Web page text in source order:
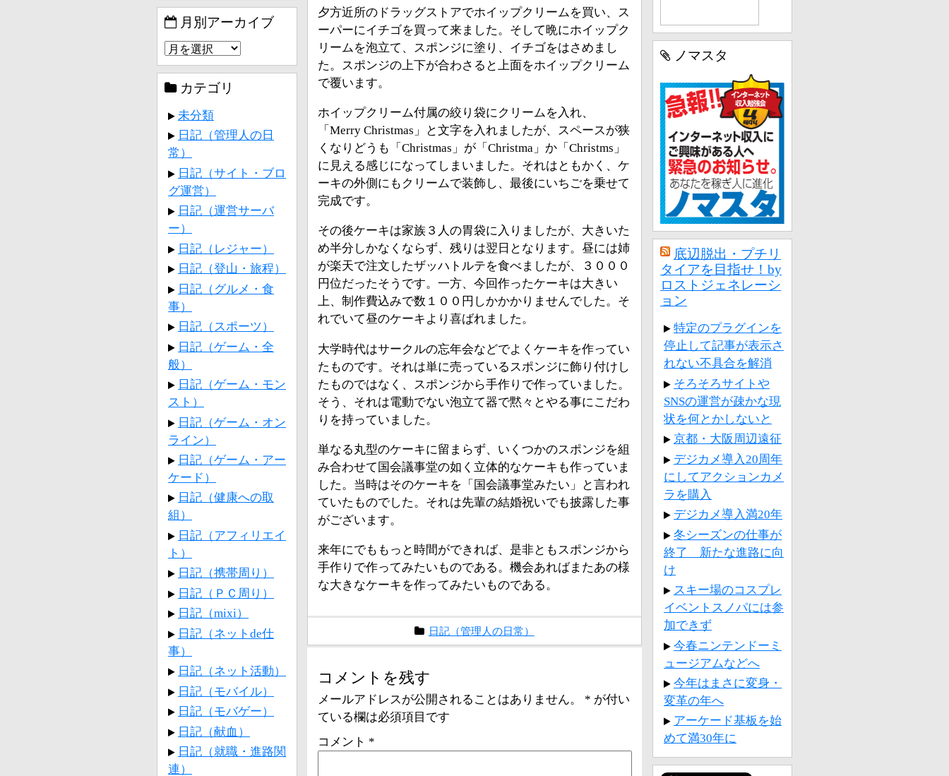
夕方近所のドラッグストアでホイップクリームを買い、ス
ーパーにイチゴを買って来ました。そして晩にホイップク
リームを泡立て、スポンジに塗り、イチゴをはさめまし
た。スポンジの上下が合わさると上面をホイップクリーム
で覆います。
ホイップクリーム付属の絞り袋にクリームを入れ、
「Merry Christmas」と文字を入れましたが、スペースが狭
くなりどうも「Christmas」が「Christma」か「Christms」
に見える感じになってしまいました。それはともかく、ケ
ーキの外側にもクリームで装飾し、最後にいちごを乗せて
完成です。
その後ケーキは家族３人の胃袋に入りましたが、大きいた
め半分しかなくならず、残りは翌日となります。昼には姉
が楽天で注文したザッハトルテを食べましたが、３０００
円位だったそうです。一方、今回作ったケーキは大きい
上、制作費込みで数１００円しかかかりませんでした。そ
れでいて昼のケーキより喜ばれました。
大学時代はサークルの忘年会などでよくケーキを作ってい
たものです。それは単に売っているスポンジに飾り付けし
たものではなく、スポンジから手作りで作っていました。
そう、それは電動でない泡立て器で黙々とやる事にこだわ
りを持っていました。
単なる丸型のケーキに留まらず、いくつかのスポンジを組
み合わせて国会議事堂の如く立体的なケーキも作っていま
した。当時はそのケーキを「国会議事堂みたい」と言われ
ていたものでした。それは先輩の結婚祝いでも披露した事
がございます。
来年にでももっと時間ができれば、是非ともスポンジから
手作りで作ってみたいものである。機会あればまたあの様
な大きなケーキを作ってみたいものである。
日記（管理人の日常）
コメントを残す
メールアドレスが公開されることはありません。 * が付い
ている欄は必須項目です
コメント *
月別アーカイブ
カテゴリ
未分類
日記（管理人の日
常）
日記（サイト・ブロ
グ運営）
日記（運営サーバ
ー）
日記（レジャー）
日記（登山・旅程）
日記（グルメ・食
事）
日記（スポーツ）
日記（ゲーム・全
般）
日記（ゲーム・モン
スト）
日記（ゲーム・オン
ライン）
日記（ゲーム・アー
ケード）
日記（健康への取
組）
日記（アフィリエイ
ト）
日記（携帯周り）
日記（ＰＣ周り）
日記（mixi）
日記（ネットde仕
事）
日記（ネット活動）
日記（モバイル）
日記（モバゲー）
日記（献血）
日記（就職・進路関
連）
ノマスタ
底辺脱出・プチリ
タイアを目指せ！by
ロストジェネレーシ
ョン
特定のプラグインを
停止して記事が表示さ
れない不具合を解消
そろそろサイトや
SNSの運営が疎かな現
状を何とかしないと
京都・大阪周辺遠征
デジカメ導入20周年
にしてアクションカメ
ラを購入
デジカメ導入満20年
冬シーズンの仕事が
終了 新たな進路に向
け
スキー場のコスプレ
イベントスノパには参
加できず
今春ニンテンドーミ
ュージアムなどへ
今年はまさに変身・
変革の年へ
アーケード基板を始
めて満30年に